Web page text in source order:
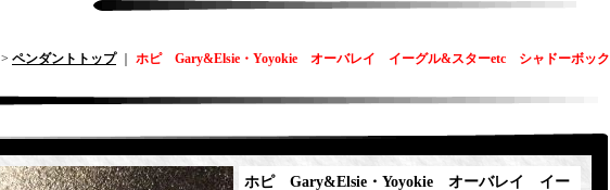
ペンダントトップ｜ ホピ Gary&Elsie・Yoyokie オーバレイ イーグル&スターetc シャドーボック
ホピ Gary&Elsie・Yoyokie オーバレイ イー